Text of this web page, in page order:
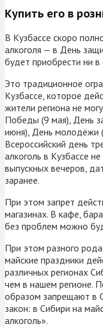
Купить его в
В Кузбассе скоро
алкоголя — в День
будет приобрести ни
Это традиционное
Кузбассе, которое
жители региона не
Победы (9 мая), День
июня), День молодёжи
Всероссийский день
алкоголь в Кузбассе
выпускных вечеров,
заранее.
При этом запрет
магазинах. В кафе,
без проблем можно
При этом разного
майские праздники
различных регионах
чем в нашем регионе.
образом запрещают в
закон: в Сибири на
алкоголь».